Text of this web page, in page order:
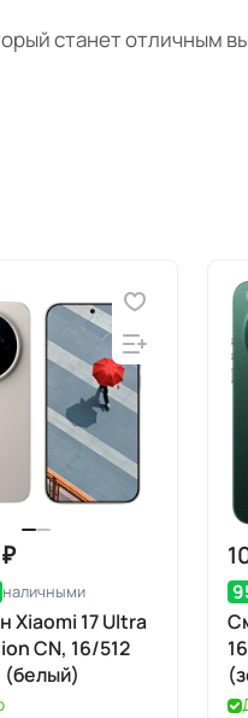
станет отличным
наличными
Xiaomi 17 Ultra
CN, 16/512
(белый)